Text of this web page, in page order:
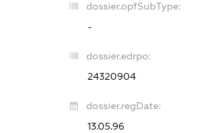
dossier.opfSubType:
-
dossier.edrpo:
24320904
dossier.regDate:
13.05.96